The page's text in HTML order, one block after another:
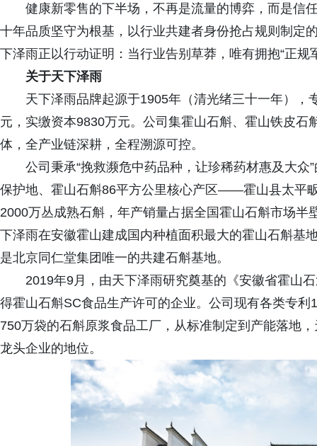
健康新零售的下半场，不再是流量的博弈，而是信
十年品质坚守为根基，以行业共建者身份抢占规则制
下泽雨正以行动证明：当行业告别草莽，唯有拥抱“正
关于天下泽雨
天下泽雨品牌起源于1905年（清光绪三十一年）
元，实缴资本9830万元。公司集霍山石斛、霍山铁皮
体，全产业链深耕，全程溯源可控。
公司秉承“挽救濒危中药品种，让珍稀药材惠及大
保护地、霍山石斛86平方公里核心产区——霍山县太平
2000万丛成熟石斛，年产销量占据全国霍山石斛市场
下泽雨在安徽霍山建成国内种植面积最大的霍山石斛基
是北京同仁堂集团唯一的共建石斛基地。
2019年9月，由天下泽雨研究奠基的《安徽省霍山
得霍山石斛SC食品生产许可的企业。公司现有各类专
750万袋的石斛原浆食品工厂，从标准制定到产能落地
龙头企业的地位。